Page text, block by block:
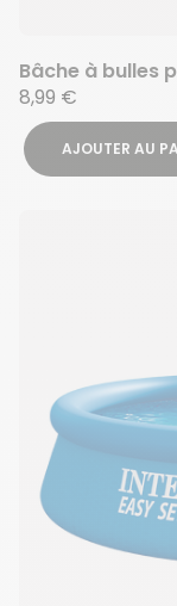
Bâche à bulles
8,99 €
AJOUTER AU